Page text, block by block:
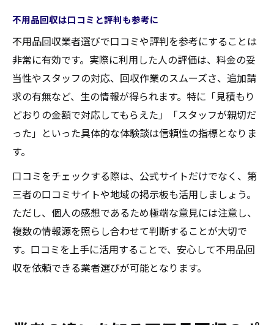
不用品回収は口コミと評判も参考に
不用品回収業者選びで口コミや評判を参考にすることは
非常に有効です。実際に利用した人の評価は、料金の妥
当性やスタッフの対応、回収作業のスムーズさ、追加請
求の有無など、生の情報が得られます。特に「見積もり
どおりの金額で対応してもらえた」「スタッフが親切だ
った」といった具体的な体験談は信頼性の指標となりま
す。
口コミをチェックする際は、公式サイトだけでなく、第
三者の口コミサイトや地域の掲示板も活用しましょう。
ただし、個人の感想であるため極端な意見には注意し、
複数の情報源を照らし合わせて判断することが大切で
す。口コミを上手に活用することで、安心して不用品回
収を依頼できる業者選びが可能となります。